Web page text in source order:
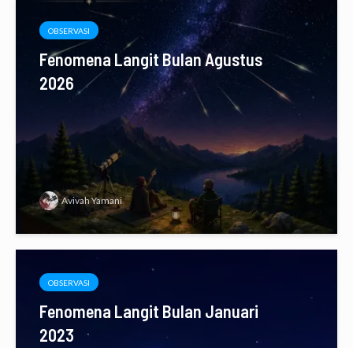
OBSERVASI
Fenomena Langit Bulan Agustus
2026
Avivah Yamani
OBSERVASI
Fenomena Langit Bulan Januari
2023